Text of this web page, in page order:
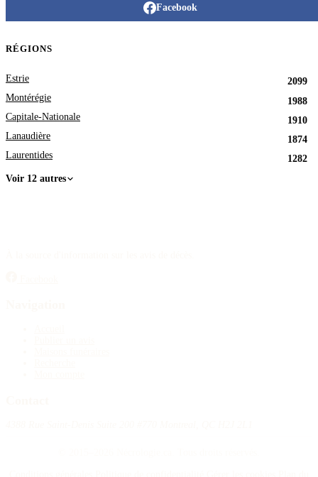
Facebook
RÉGIONS
Estrie
2099
Montérégie
1988
Capitale-Nationale
1910
Lanaudière
1874
Laurentides
1282
Voir 12 autres